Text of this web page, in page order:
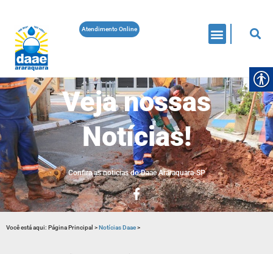
Atendimento Online
Veja nossas
Notícias!
Confira as noticias do Daae Araraquara-SP
Você está aqui: Página Principal >Notícias Daae>